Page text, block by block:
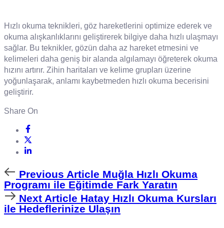
Hızlı okuma teknikleri, göz hareketlerini optimize ederek ve
okuma alışkanlıklarını geliştirerek bilgiye daha hızlı ulaşmayı
sağlar. Bu teknikler, gözün daha az hareket etmesini ve
kelimeleri daha geniş bir alanda algılamayı öğreterek okuma
hızını artırır. Zihin haritaları ve kelime grupları üzerine
yoğunlaşarak, anlamı kaybetmeden hızlı okuma becerisini
geliştirir.
Share On
Previous
Article
Previous Article Muğla Hızlı Okuma
Programı ile Eğitimde Fark Yaratın
Next
Article
Next Article Hatay Hızlı Okuma Kursları
ile Hedeflerinize Ulaşın